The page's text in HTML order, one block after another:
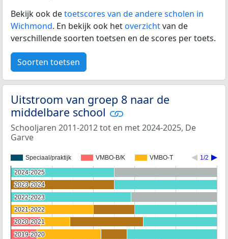
Bekijk ook detoetscores van de andere scholen in
Wichmond. En bekijk ook hetoverzichtvan de
verschillende soorten toetsen en de scores per toets.
Soorten toetsen
Uitstroom van groep 8 naar de
middelbare school
Schooljaren 2011-2012 tot en met 2024-2025, De
Garve
Speciaal/praktijk VMBO-B/K VMBO-T 1/2
2024-2025
2024-2025
2023-2024
2023-2024
2022-2023
2022-2023
2021-2022
2021-2022
2020-2021
2020-2021
2019-2020
2019-2020